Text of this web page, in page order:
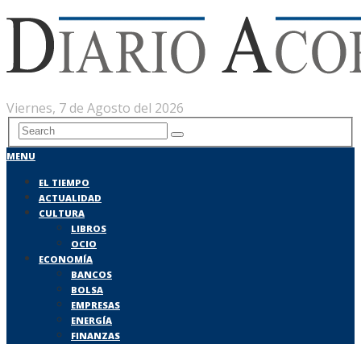
Viernes, 7 de Agosto del 2026
MENU
EL TIEMPO
ACTUALIDAD
CULTURA
LIBROS
OCIO
ECONOMÍA
BANCOS
BOLSA
EMPRESAS
ENERGÍA
FINANZAS